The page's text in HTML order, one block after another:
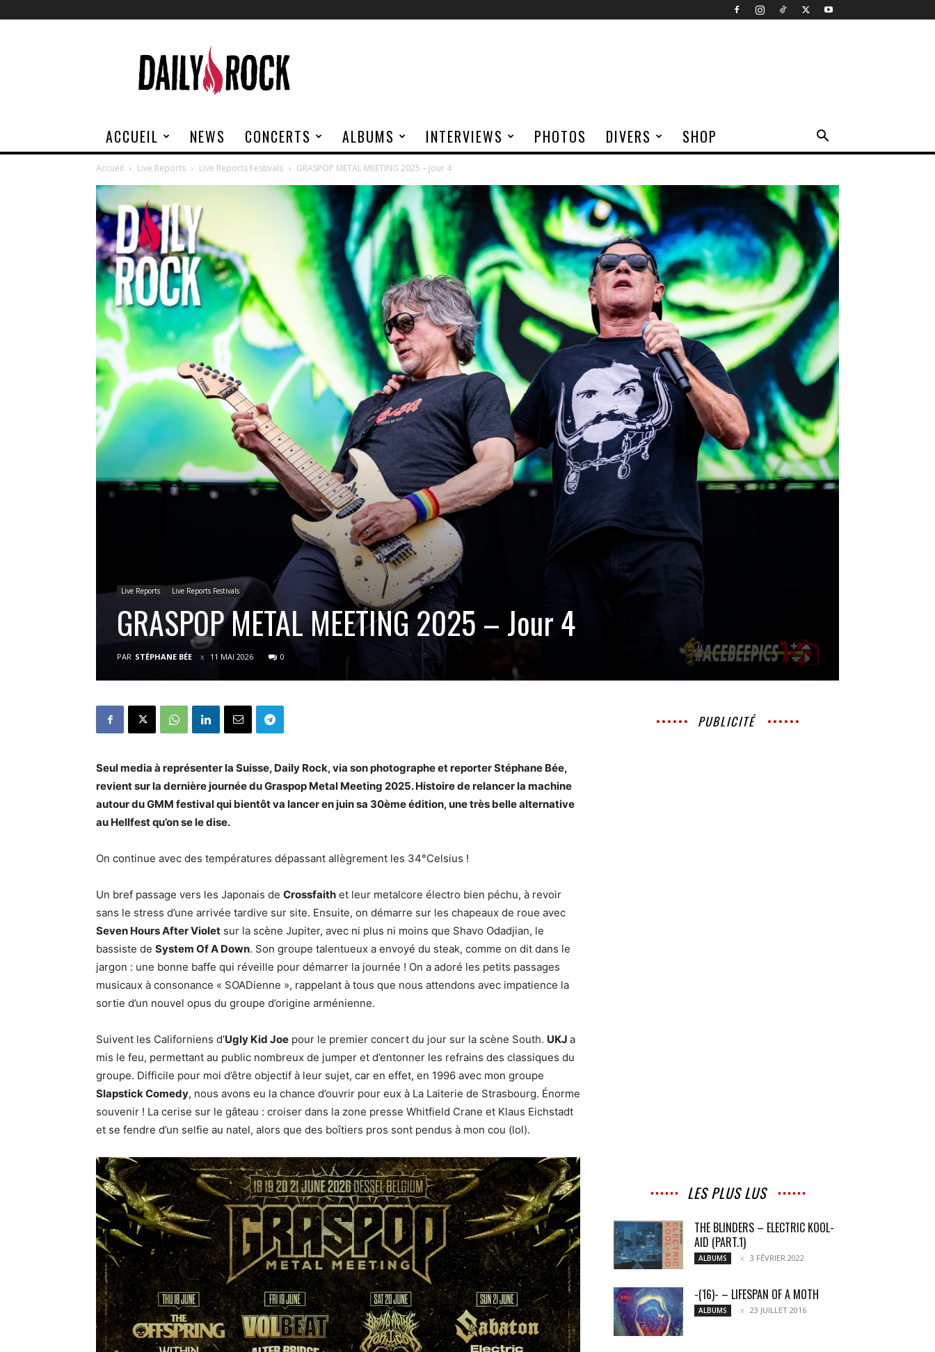
Rock
ACCUEIL NEWS CONCERTS ALBUMS INTERVIEWS PHOTOS DIVERS SHOP
Accueil Live Reports Live Reports Festivals GRASPOP METAL MEETING 2025 – Jour 4
Live Reports Live Reports Festivals
GRASPOP METAL MEETING 2025 – Jour 4
PAR STÉPHANE BÉE 11 MAI 2026 0
Seul media à représenter la Suisse, Daily Rock, via son photographe et reporter Stéphane Bée,
revient sur la dernière journée du Graspop Metal Meeting 2025. Histoire de relancer la machine
autour du GMM festival qui bientôt va lancer en juin sa 30ème édition, une très belle alternative
au Hellfest qu’on se le dise.
On continue avec des températures dépassant allègrement les 34°Celsius !
Un bref passage vers les Japonais de Crossfaith et leur metalcore électro bien péchu, à revoir
sans le stress d’une arrivée tardive sur site. Ensuite, on démarre sur les chapeaux de roue avec
Seven Hours After Violet sur la scène Jupiter, avec ni plus ni moins que Shavo Odadjian, le
bassiste de System Of A Down. Son groupe talentueux a envoyé du steak, comme on dit dans le
jargon : une bonne baffe qui réveille pour démarrer la journée ! On a adoré les petits passages
musicaux à consonance « SOADienne », rappelant à tous que nous attendons avec impatience la
sortie d’un nouvel opus du groupe d’origine arménienne.
Suivent les Californiens d’Ugly Kid Joe pour le premier concert du jour sur la scène South. UKJ a
mis le feu, permettant au public nombreux de jumper et d’entonner les refrains des classiques du
groupe. Difficile pour moi d’être objectif à leur sujet, car en effet, en 1996 avec mon groupe
Slapstick Comedy, nous avons eu la chance d’ouvrir pour eux à La Laiterie de Strasbourg. Énorme
souvenir ! La cerise sur le gâteau : croiser dans la zone presse Whitfield Crane et Klaus Eichstadt
et se fendre d’un selfie au natel, alors que des boîtiers pros sont pendus à mon cou (lol).
PUBLICITÉ
LES PLUS LUS
THE BLINDERS – ELECTRIC KOOL-
AID (PART.1)
ALBUMS 3 FÉVRIER 2022
-(16)- – LIFESPAN OF A MOTH
ALBUMS 23 JUILLET 2016